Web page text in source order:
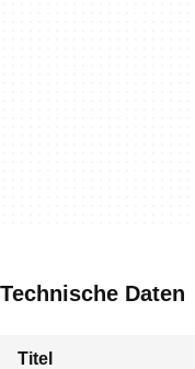
Technische Daten
Titel